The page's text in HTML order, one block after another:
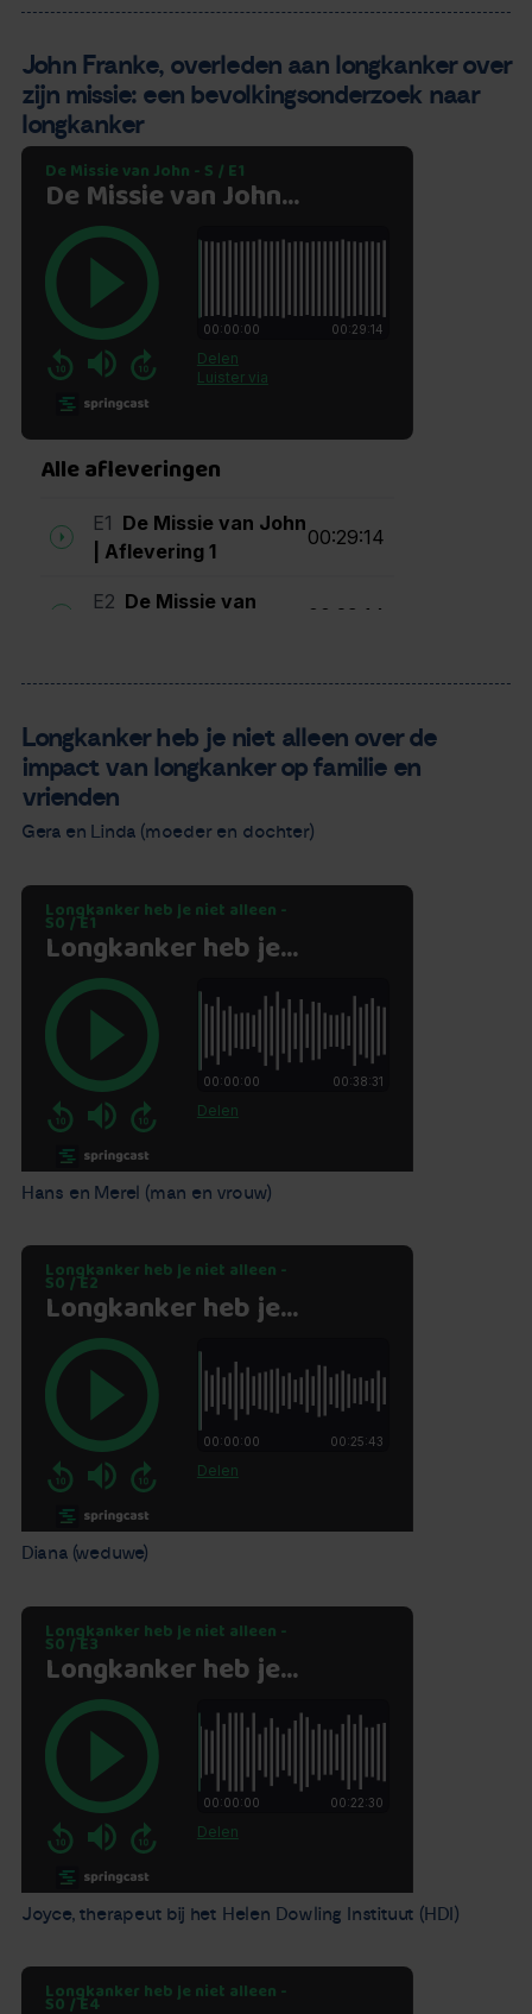
John Franke, overleden aan longkanker over
zijn missie: een bevolkingsonderzoek naar
longkanker
Longkanker heb je niet alleen over de
impact van longkanker op familie en
vrienden
Gera en Linda (moeder en dochter)
Hans en Merel (man en vrouw)
Diana (weduwe)
Joyce, therapeut bij het Helen Dowling Instituut (HDI)